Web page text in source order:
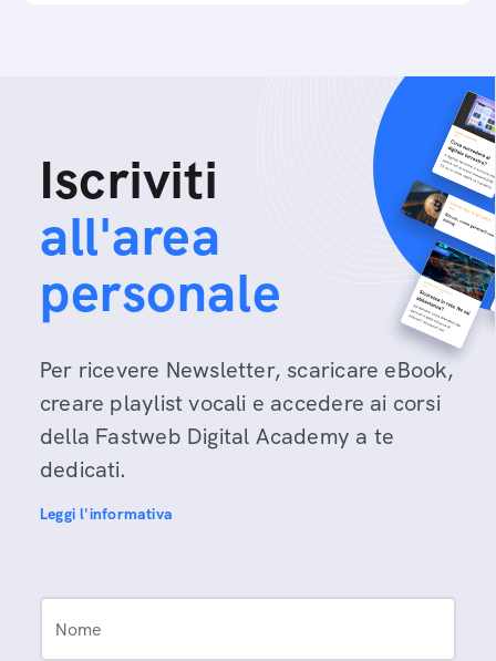
Iscriviti
all'area
personale
Per ricevere Newsletter, scaricare eBook,
creare playlist vocali e accedere ai corsi
della Fastweb Digital Academy a te
dedicati.
Leggi l'informativa
Nome